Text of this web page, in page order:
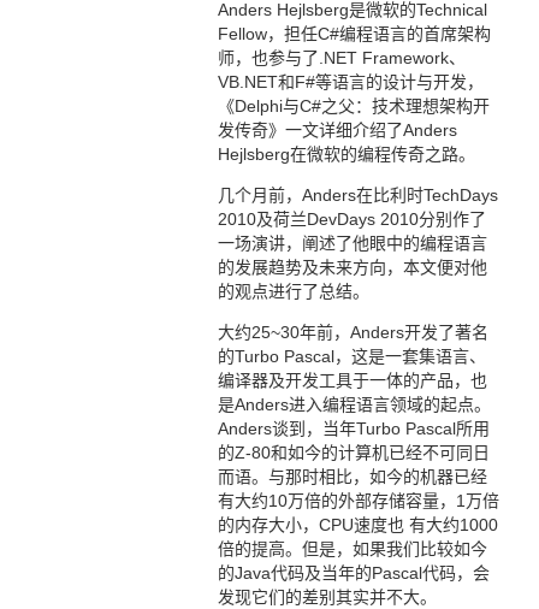
Anders Hejlsberg是微软的Technical
Fellow，担任C#编程语言的首席架构
师，也参与了.NET Framework、
VB.NET和F#等语言的设计与开发，
《Delphi与C#之父：技术理想架构开
发传奇》一文详细介绍了Anders
Hejlsberg在微软的编程传奇之路。
几个月前，Anders在比利时TechDays
2010及荷兰DevDays 2010分别作了
一场演讲，阐述了他眼中的编程语言
的发展趋势及未来方向，本文便对他
的观点进行了总结。
大约25~30年前，Anders开发了著名
的Turbo Pascal，这是一套集语言、
编译器及开发工具于一体的产品，也
是Anders进入编程语言领域的起点。
Anders谈到，当年Turbo Pascal所用
的Z-80和如今的计算机已经不可同日
而语。与那时相比，如今的机器已经
有大约10万倍的外部存储容量，1万倍
的内存大小，CPU速度也 有大约1000
倍的提高。但是，如果我们比较如今
的Java代码及当年的Pascal代码，会
发现它们的差别其实并不大。